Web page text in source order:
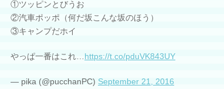
①ツッピンとびうお
②汽車ポッポ（何だ坂こんな坂のほう）
③キャンプだホイ
やっぱ一番はこれ… https://t.co/pduVK843UY
— pika (@pucchanPC) September 21, 2016